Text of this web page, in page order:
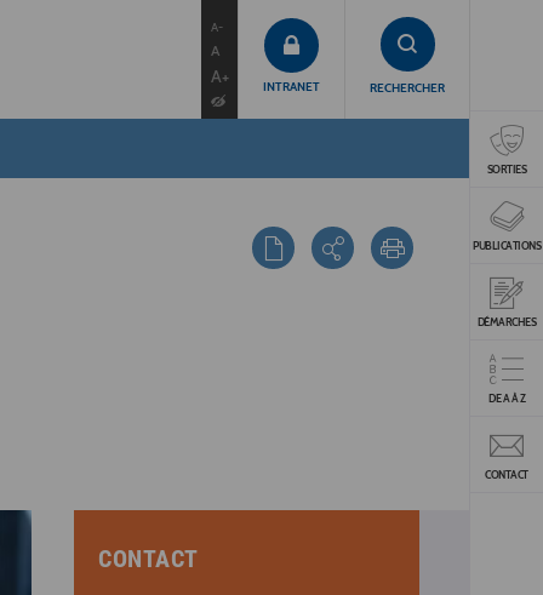
A-
A
A+ INTRANET RECHERCHER
SORTIES
PUBLICATIONS
DÉMARCHES
DE A À Z
CONTACT
CONTACT